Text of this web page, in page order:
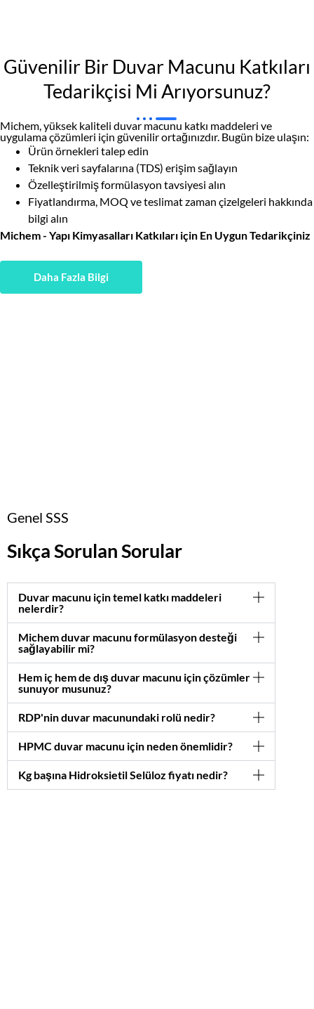
Güvenilir Bir Duvar Macunu Katkıları
Tedarikçisi Mi Arıyorsunuz?
Michem, yüksek kaliteli duvar macunu katkı maddeleri ve
uygulama çözümleri için güvenilir ortağınızdır. Bugün bize ulaşın:
Ürün örnekleri talep edin
Teknik veri sayfalarına (TDS) erişim sağlayın
Özelleştirilmiş formülasyon tavsiyesi alın
Fiyatlandırma, MOQ ve teslimat zaman çizelgeleri hakkında
bilgi alın
Michem - Yapı Kimyasalları Katkıları için En Uygun Tedarikçiniz
Daha Fazla Bilgi
Genel SSS
Sıkça Sorulan Sorular
Duvar macunu için temel katkı maddeleri
nelerdir?
Michem duvar macunu formülasyon desteği
sağlayabilir mi?
Hem iç hem de dış duvar macunu için çözümler
sunuyor musunuz?
RDP'nin duvar macunundaki rolü nedir?
HPMC duvar macunu için neden önemlidir?
Kg başına Hidroksietil Selüloz fiyatı nedir?